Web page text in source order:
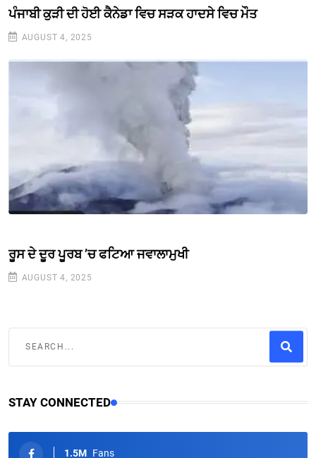
ਪੰਜਾਬੀ ਕੁੜੀ ਦੀ ਹੋਈ ਕੈਨੇਡਾ ਵਿਚ ਸੜਕ ਹਾਦਸੇ ਵਿਚ ਮੌਤ
AUGUST 4, 2025
ਰੂਸ ਦੇ ਦੂਰ ਪੂਰਬ ’ਚ ਫਟਿਆ ਜਵਾਲਾਮੁਖੀ
AUGUST 4, 2025
STAY CONNECTED
1.5M Fans